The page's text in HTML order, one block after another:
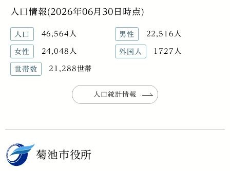
人口情報(2026年06月30日時点)
人口 46,564人 男性 22,516人
女性 24,048人 外国人 1727人
世帯数 21,288世帯
人口統計情報
菊池市役所